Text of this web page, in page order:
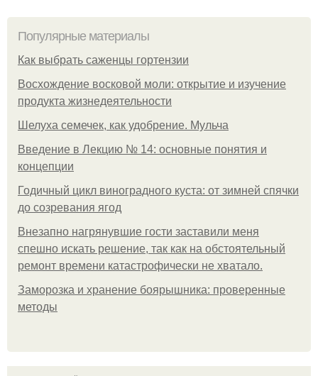
Популярные материалы
Как выбрать саженцы гортензии
Восхождение восковой моли: открытие и изучение
продукта жизнедеятельности
Шелуха семечек, как удобрение. Мульча
Введение в Лекцию № 14: основные понятия и
концепции
Годичный цикл виноградного куста: от зимней спячки
до созревания ягод
Внезапно нагрянувшие гости заставили меня
спешно искать решение, так как на обстоятельный
ремонт времени катастрофически не хватало.
Заморозка и хранение боярышника: проверенные
методы